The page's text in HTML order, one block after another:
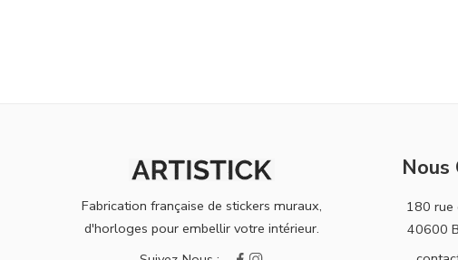
Fabrication française de stickers muraux,
d'horloges pour embellir votre intérieur.
Nous
180 rue
40600